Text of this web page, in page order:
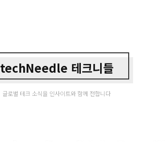
techNeedle 테크니들
글로벌 테크 소식을 인사이트와 함께 전합니다